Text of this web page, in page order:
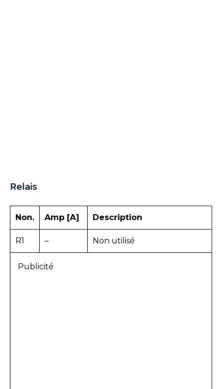
Relais
Non. Amp [A] Description
R1 – Non utilisé
Publicité